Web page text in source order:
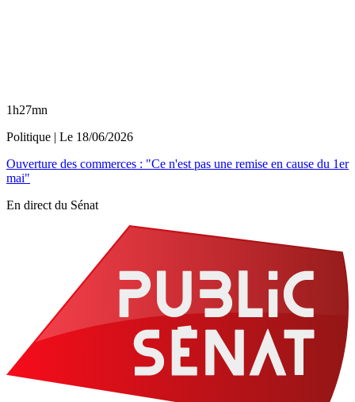
1h27mn
Politique | Le 18/06/2026
Ouverture des commerces : "Ce n'est pas une remise en cause du 1er
mai"
En direct du Sénat